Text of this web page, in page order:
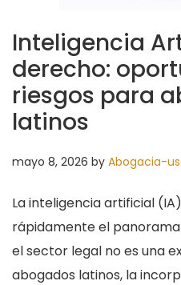
Inteligencia
derecho:
riesgos para
latinos
mayo 8, 2026 by Abogacia-
La inteligencia artificial
rápidamente el
el sector legal no es una
abogados latinos, la